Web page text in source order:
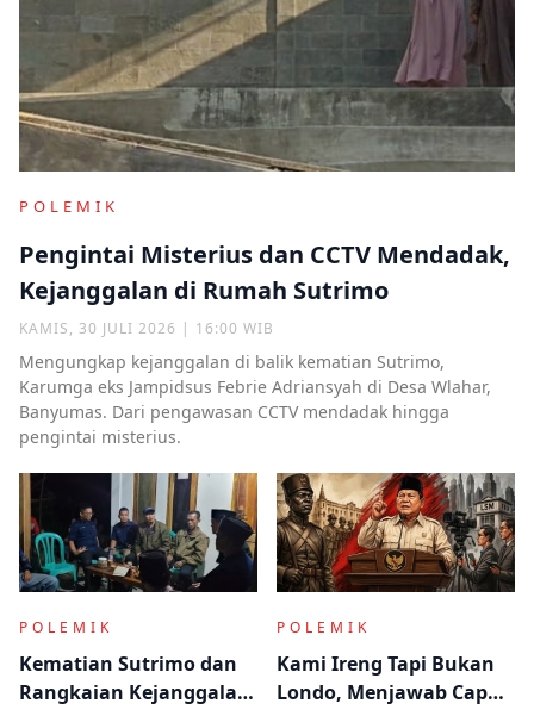
POLEMIK
Pengintai Misterius dan CCTV Mendadak,
Kejanggalan di Rumah Sutrimo
KAMIS, 30 JULI 2026 | 16:00 WIB
Mengungkap kejanggalan di balik kematian Sutrimo,
Karumga eks Jampidsus Febrie Adriansyah di Desa Wlahar,
Banyumas. Dari pengawasan CCTV mendadak hingga
pengintai misterius.
POLEMIK
Kematian Sutrimo dan
Rangkaian Kejanggalan
POLEMIK
Kami Ireng Tapi Bukan
Londo, Menjawab Cap